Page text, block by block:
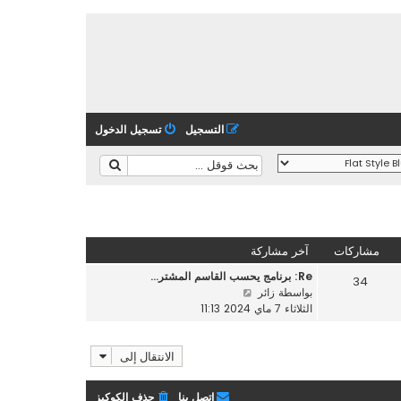
تسجيل الدخول التسجيل
مشاركات آخر مشاركة
34
Re: برنامج يحسب القاسم المشتر…
بواسطة زائر
ا
الثلاثاء 7 ماي 2024 11:13
الانتقال إلى
حذف الكوكيز اتصل بنا